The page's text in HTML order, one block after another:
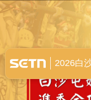
白沙屯媽祖
2026白